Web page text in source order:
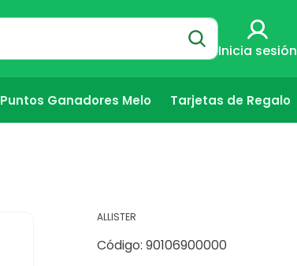
Inicia sesión
Puntos Ganadores Melo Tarjetas de Regalo
ALLISTER
Código: SKU:
90106900000